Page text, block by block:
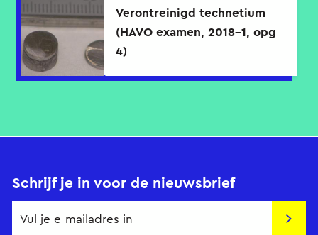
Verontreinigd technetium
(HAVO examen, 2018-1, opg
4)
Schrijf je in voor de nieuwsbrief